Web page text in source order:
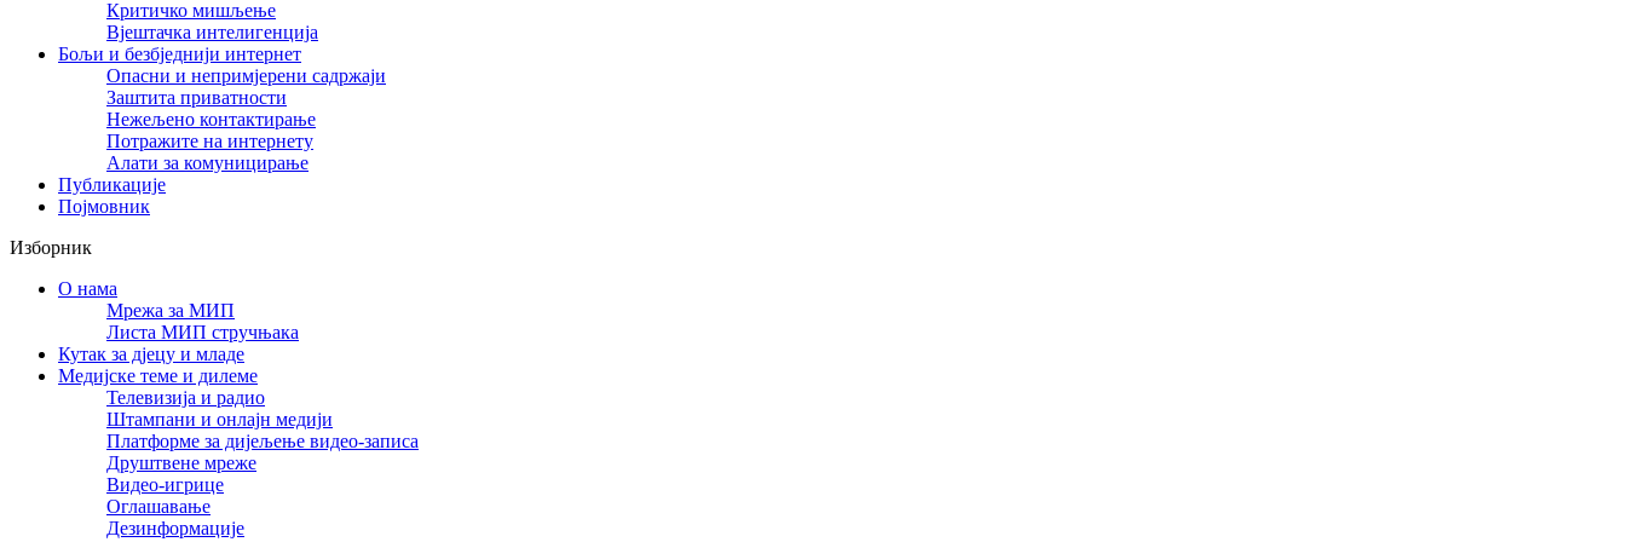
Критичко мишљење
Вјештачка интелигенција
Бољи и безбједнији интернет
Опасни и непримјерени садржаји
Заштита приватности
Нежељено контактирање
Потражите на интернету
Алати за комуницирање
Публикације
Појмовник
Изборник
О нама
Мрежа за МИП
Листа МИП стручњака
Кутак за дјецу и младе
Медијске теме и дилеме
Телевизија и радио
Штампани и онлајн медији
Платформе за дијељење видео-записа
Друштвене мреже
Видео-игрице
Оглашавање
Дезинформације